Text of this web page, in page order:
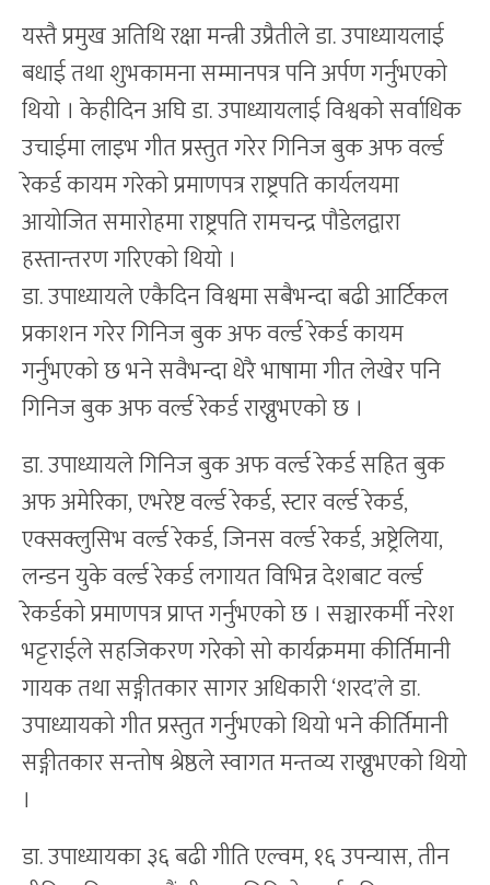
यस्तै प्रमुख अतिथि रक्षा मन्त्री उप्रैतीले डा. उपाध्यायलाई
बधाई तथा शुभकामना सम्मानपत्र पनि अर्पण गर्नुभएको
थियो । केहीदिन अघि डा. उपाध्यायलाई विश्वको सर्वाधिक
उचाईमा लाइभ गीत प्रस्तुत गरेर गिनिज बुक अफ वर्ल्ड
रेकर्ड कायम गरेको प्रमाणपत्र राष्ट्रपति कार्यलयमा
आयोजित समारोहमा राष्ट्रपति रामचन्द्र पौडेलद्वारा
हस्तान्तरण गरिएको थियो ।
डा. उपाध्यायले एकैदिन विश्वमा सबैभन्दा बढी आर्टिकल
प्रकाशन गरेर गिनिज बुक अफ वर्ल्ड रेकर्ड कायम
गर्नुभएको छ भने सवैभन्दा धेरै भाषामा गीत लेखेर पनि
गिनिज बुक अफ वर्ल्ड रेकर्ड राख्नुभएको छ ।
डा. उपाध्यायले गिनिज बुक अफ वर्ल्ड रेकर्ड सहित बुक
अफ अमेरिका, एभरेष्ट वर्ल्ड रेकर्ड, स्टार वर्ल्ड रेकर्ड,
एक्सक्लुसिभ वर्ल्ड रेकर्ड, जिनस वर्ल्ड रेकर्ड, अष्ट्रेलिया,
लन्डन युके वर्ल्ड रेकर्ड लगायत विभिन्न देशबाट वर्ल्ड
रेकर्डको प्रमाणपत्र प्राप्त गर्नुभएको छ । सञ्चारकर्मी नरेश
भट्टराईले सहजिकरण गरेको सो कार्यक्रममा कीर्तिमानी
गायक तथा सङ्गीतकार सागर अधिकारी ‘शरद’ले डा.
उपाध्यायको गीत प्रस्तुत गर्नुभएको थियो भने कीर्तिमानी
सङ्गीतकार सन्तोष श्रेष्ठले स्वागत मन्तव्य राख्नुभएको थियो
।
डा. उपाध्यायका ३६ बढी गीति एल्वम, १६ उपन्यास, तीन